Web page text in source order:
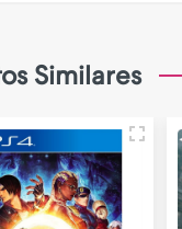
Similares